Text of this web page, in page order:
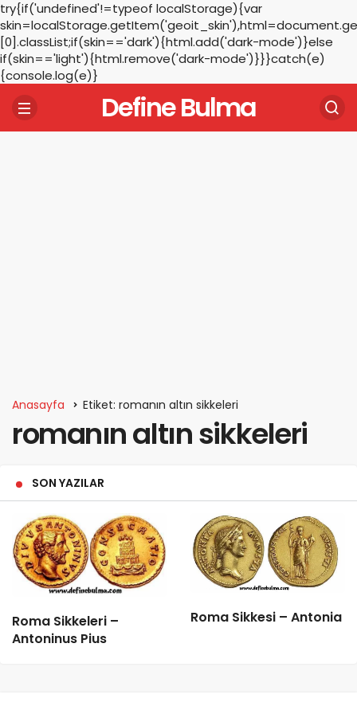
try{if('undefined'!=typeof localStorage){var
[0].classList;if(skin=='dark'){html.add('dark-mode')}else
if(skin=='light'){html.remove('dark-mode')}}}catch(e)
{console.log(e)}
Define Bulma
Anasayfa Etiket: romanın altın sikkeleri
romanın altın sikkeleri
SON YAZILAR
Roma Sikkeleri –
Antoninus Pius
Roma Sikkesi – Antonia